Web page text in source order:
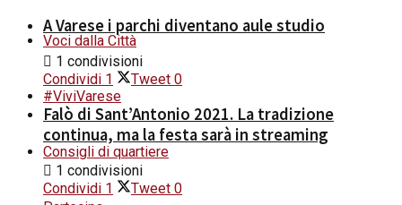
Voci dalla Città
#ViviVarese
Consigli di quartiere
A Varese i parchi diventano aule studio
1 condivisioni
Condividi 1 Tweet 0
Falò di Sant’Antonio 2021. La tradizione
continua, ma la festa sarà in streaming
1 condivisioni
Condividi 1 Tweet 0